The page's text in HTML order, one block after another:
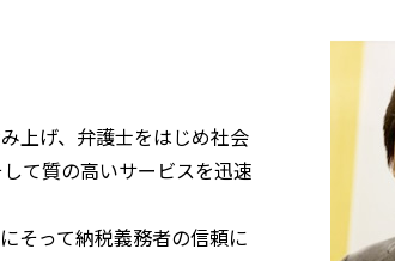
上げ、弁護士をはじめ社会
て質の高いサービスを迅速
そって納税義務者の信頼に